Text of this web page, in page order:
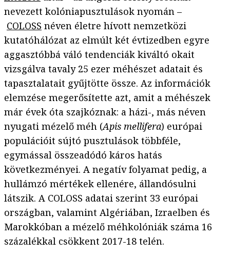
nevezett kolóniapusztulások nyomán –
COLOSS néven életre hívott nemzetközi
kutatóhálózat az elmúlt két évtizedben egyre
aggasztóbbá váló tendenciák kiváltó okait
vizsgálva tavaly 25 ezer méhészet adatait és
tapasztalatait gyűjtötte össze. Az információk
elemzése megerősítette azt, amit a méhészek
már évek óta szajkóznak: a házi-, más néven
nyugati mézelő méh (Apis mellifera) európai
populációit sújtó pusztulások többféle,
egymással összeadódó káros hatás
következményei. A negatív folyamat pedig, a
hullámzó mértékek ellenére, állandósulni
látszik. A COLOSS adatai szerint 33 európai
országban, valamint Algériában, Izraelben és
Marokkóban a mézelő méhkolóniák száma 16
százalékkal csökkent 2017-18 telén.